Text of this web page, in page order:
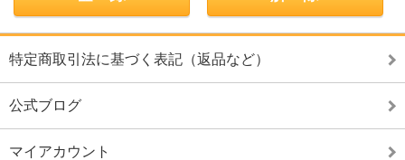
特定商取引法に基づく表記（返品など）
公式ブログ
マイアカウント